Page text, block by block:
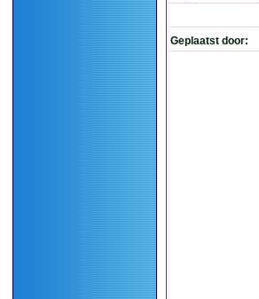
Geplaatst door: